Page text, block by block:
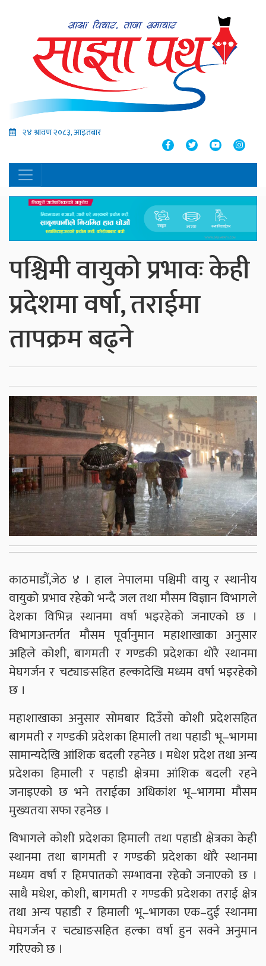
२४ श्रावण २०८३, आइतबार
पश्चिमी वायुको प्रभावः केही
प्रदेशमा वर्षा, तराईमा
तापक्रम बढ्ने
काठमाडौं,जेठ ४ । हाल नेपालमा पश्चिमी वायु र स्थानीय
वायुको प्रभाव रहेको भन्दै जल तथा मौसम विज्ञान विभागले
देशका विभिन्न स्थानमा वर्षा भइरहेको जनाएको छ ।
विभागअन्तर्गत मौसम पूर्वानुमान महाशाखाका अनुसार
अहिले कोशी, बागमती र गण्डकी प्रदेशका थोरै स्थानमा
मेघगर्जन र चट्याङसहित हल्कादेखि मध्यम वर्षा भइरहेको
छ ।
महाशाखाका अनुसार सोमबार दिउँसो कोशी प्रदेशसहित
बागमती र गण्डकी प्रदेशका हिमाली तथा पहाडी भू–भागमा
सामान्यदेखि आंशिक बदली रहनेछ । मधेश प्रदेश तथा अन्य
प्रदेशका हिमाली र पहाडी क्षेत्रमा आंशिक बदली रहने
जनाइएको छ भने तराईका अधिकांश भू–भागमा मौसम
मुख्यतया सफा रहनेछ ।
विभागले कोशी प्रदेशका हिमाली तथा पहाडी क्षेत्रका केही
स्थानमा तथा बागमती र गण्डकी प्रदेशका थोरै स्थानमा
मध्यम वर्षा र हिमपातको सम्भावना रहेको जनाएको छ ।
साथै मधेश, कोशी, बागमती र गण्डकी प्रदेशका तराई क्षेत्र
तथा अन्य पहाडी र हिमाली भू–भागका एक–दुई स्थानमा
मेघगर्जन र चट्याङसहित हल्का वर्षा हुन सक्ने अनुमान
गरिएको छ ।